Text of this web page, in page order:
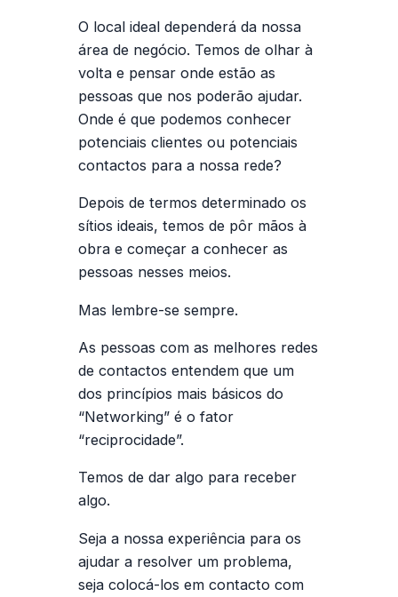
O local ideal dependerá da nossa
área de negócio. Temos de olhar à
volta e pensar onde estão as
pessoas que nos poderão ajudar.
Onde é que podemos conhecer
potenciais clientes ou potenciais
contactos para a nossa rede?
Depois de termos determinado os
sítios ideais, temos de pôr mãos à
obra e começar a conhecer as
pessoas nesses meios.
Mas lembre-se sempre.
As pessoas com as melhores redes
de contactos entendem que um
dos princípios mais básicos do
“Networking” é o fator
“reciprocidade”.
Temos de dar algo para receber
algo.
Seja a nossa experiência para os
ajudar a resolver um problema,
seja colocá-los em contacto com